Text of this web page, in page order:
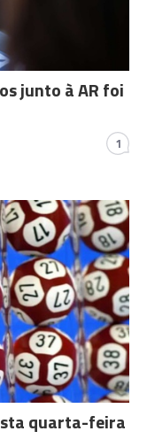
junto à AR foi
1
quarta-feira